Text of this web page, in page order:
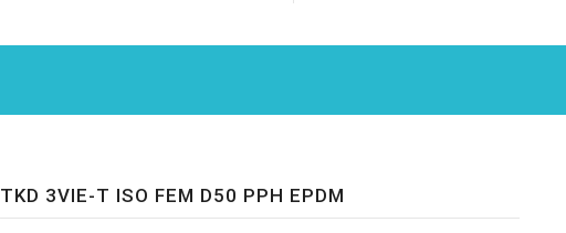
TKD 3VIE-T ISO FEM D50 PPH EPDM